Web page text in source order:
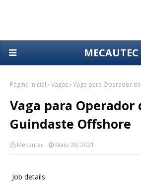
MECAUTEC
Página inicial Vagas Vaga para Operador
Vaga para Operador
Guindaste Offshore
Mecautec Maio 29, 2021
Job details